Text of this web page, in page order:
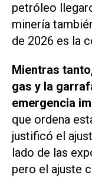
petróleo
minería
de 2026 es la
Mientras
gas y la
emergencia
que ordena
justificó el
lado de las
pero el ajuste